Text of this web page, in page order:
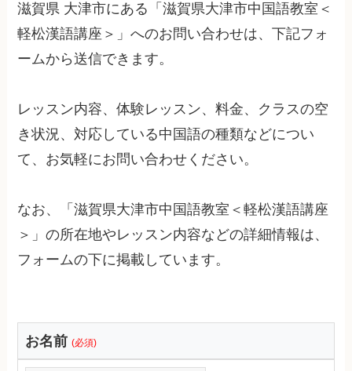
滋賀県 大津市にある「滋賀県大津市中国語教室＜
軽松漢語講座＞」へのお問い合わせは、下記フォ
ームから送信できます。
レッスン内容、体験レッスン、料金、クラスの空
き状況、対応している中国語の種類などについ
て、お気軽にお問い合わせください。
なお、「滋賀県大津市中国語教室＜軽松漢語講座
＞」の所在地やレッスン内容などの詳細情報は、
フォームの下に掲載しています。
お名前 (必須)